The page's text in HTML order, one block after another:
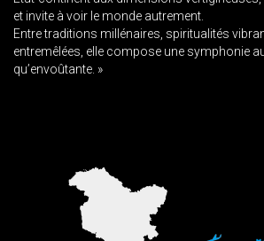
et invite à voir le monde autrement.
Entre traditions millénaires, spiritualités
entremêlées, elle compose une symphonie
qu’envoûtante. »